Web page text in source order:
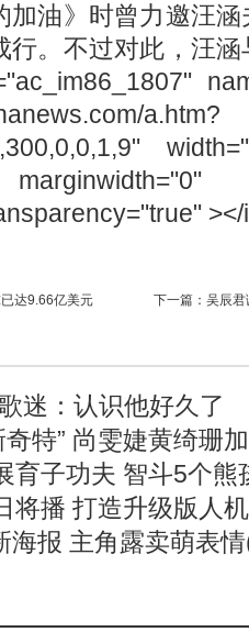
加油》时曾力邀汪
行。不过对此，汪
a.htm?
已达9.66亿美元 下一篇： 吴辰君
迷：认识他好久了
特” 尚雯婕黄绮珊
育子功夫 智斗5个熊
将播 打造升级版人
海报 主角露卖萌表